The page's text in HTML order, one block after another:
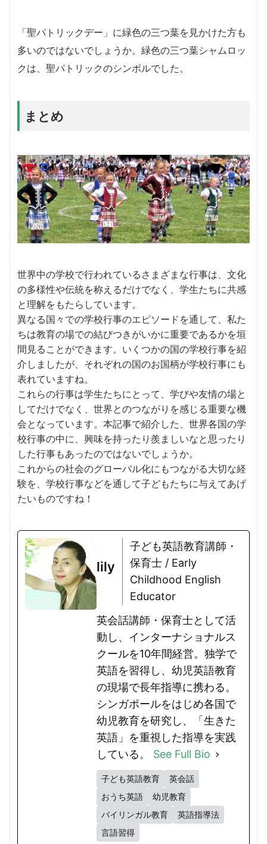
「聖パトリックデー」に緑色の三つ葉を見かけた方も
多いのではないでしょうか。緑色の三つ葉シャムロッ
クは、聖パトリックのシンボルでした。
まとめ
世界中の学校で行われているさまざまな行事は、文化
の多様性や伝統を称えるだけでなく、学生たちに共感
と理解をもたらしています。
異なる国々での学校行事のエピソードを通して、私た
ちは教育の場での結びつきがいかに重要であるかを垣
間見ることができます。いくつかの国の学校行事を紹
介しましたが、それぞれの国のお国柄が学校行事にも
表れていますね。
これらの行事は学生たちにとって、学びや友情の場と
してだけでなく、世界とのつながりを感じる重要な機
会となっています。本記事で紹介した、世界各国の学
校行事の中に、興味を持ったり羨ましいなと思ったり
した行事もあったのではないでしょうか。
これからの社会のグローバル化にもつながる大切な経
験を、学校行事などを通して子どもたちに与えてあげ
たいものですね！
lily
子ども英語教育講師・
保育士 / Early
Childhood English
Educator
英会話講師・保育士として活
動し、インターナショナルス
クールを10年間経営。独学で
英語を習得し、幼児英語教育
の現場で長年指導に携わる。
シンガポールをはじめ各国で
幼児教育を研究し、「生きた
英語」を重視した指導を実践
している。 See Full Bio
子ども英語教育
英会話
おうち英語
幼児教育
バイリンガル教育
英語指導法
言語習得